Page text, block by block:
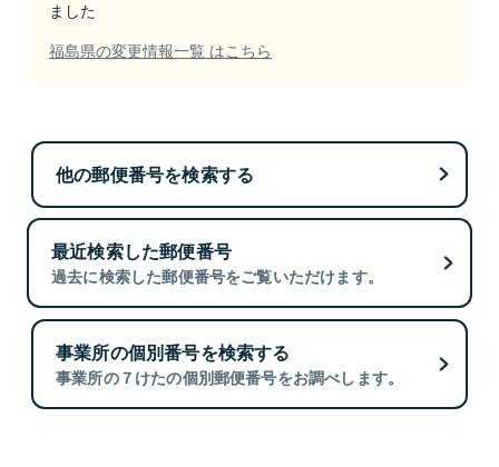
ました
福島県の変更情報一覧 はこちら
他の郵便番号を検索する
最近検索した郵便番号
過去に検索した郵便番号をご覧いただけます。
事業所の個別番号を検索する
事業所の７けたの個別郵便番号をお調べします。